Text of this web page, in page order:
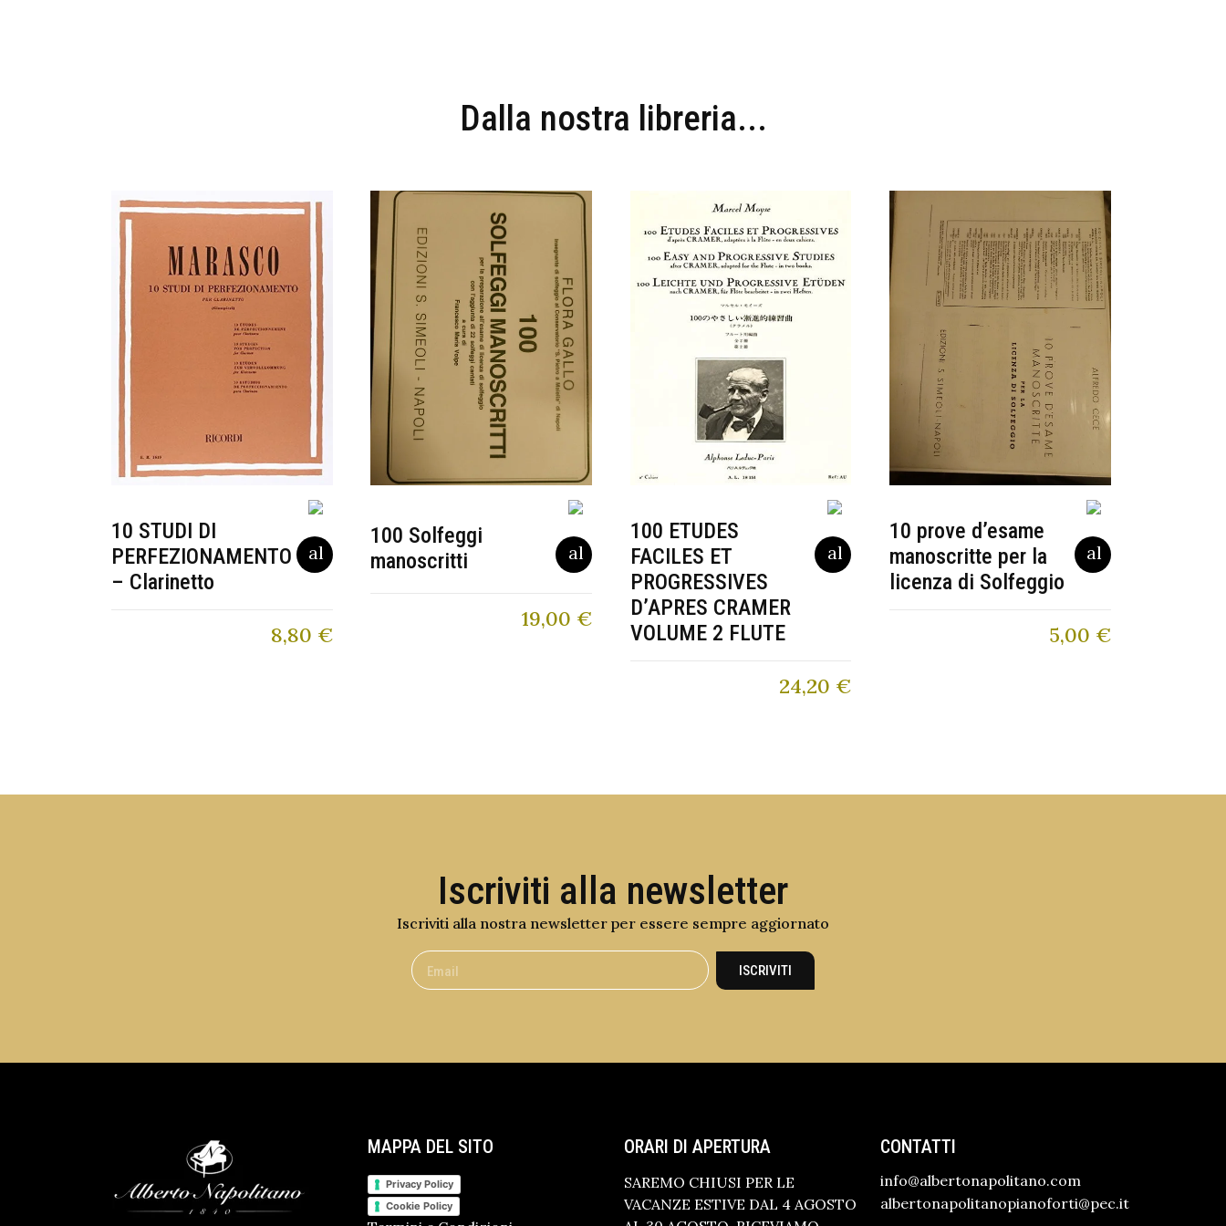
Dalla nostra libreria...
10 STUDI DI
PERFEZIONAMENTO
– Clarinetto
8,80 €
100 Solfeggi
manoscritti
19,00 €
100 ETUDES
FACILES ET
PROGRESSIVES
D’APRES CRAMER
VOLUME 2 FLUTE
24,20 €
10 prove d’esame
manoscritte per la
licenza di Solfeggio
5,00 €
Iscriviti alla newsletter
Iscriviti alla nostra newsletter per essere sempre aggiornato
ISCRIVITI
MAPPA DEL SITO
Privacy Policy
Cookie Policy
ORARI DI APERTURA
SAREMO CHIUSI PER LE
VACANZE ESTIVE DAL 4 AGOSTO
CONTATTI
info@albertonapolitano.com
albertonapolitanopianoforti@pec.it